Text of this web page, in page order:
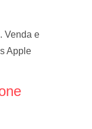
Venda e
Apple